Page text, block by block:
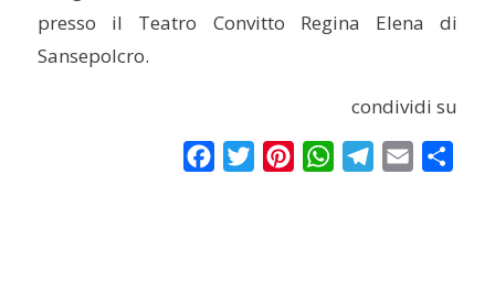
presso il Teatro Convitto Regina Elena di
Sansepolcro.
condividi su
FacebookTwitterPinterestWhatsAppTelegram
Email